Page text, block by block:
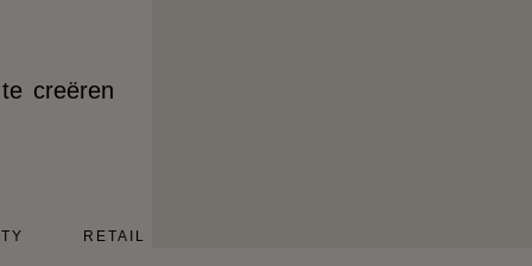
creëren
RETAIL